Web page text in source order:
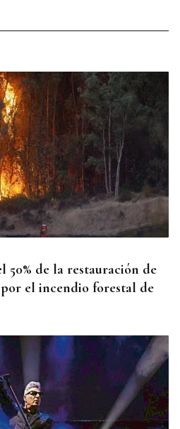
anima y desborda
de la restauración de
el incendio forestal de